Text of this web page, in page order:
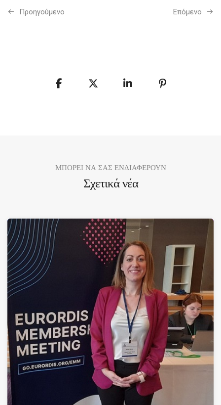
Προηγούμενo Επόμενο
ΜΠΟΡΕΙ ΝΑ ΣΑΣ ΕΝΔΙΑΦΕΡΟΥΝ
Σχετικά νέα